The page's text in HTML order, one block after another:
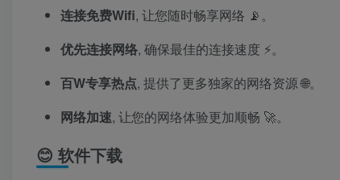
连接免费Wifi, 让您随时畅享网络 📡。
优先连接网络, 确保最佳的连接速度 ⚡。
百W专享热点, 提供了更多独家的网络资源 🌐。
网络加速, 让您的网络体验更加顺畅 🚀。
😊 软件下载